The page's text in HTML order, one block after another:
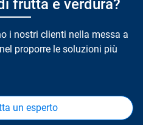
frutta e verdura?
i nostri clienti nella messa a
proporre le soluzioni più
un esperto